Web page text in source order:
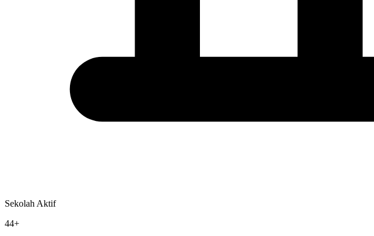
Sekolah Aktif
44+